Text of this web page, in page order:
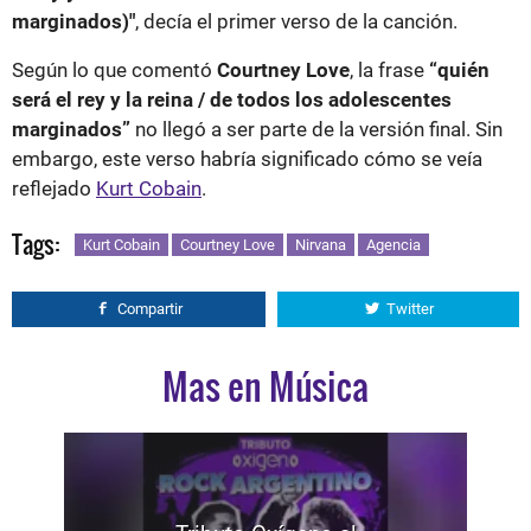
marginados)", decía el primer verso de la canción.
Según lo que comentó Courtney Love, la frase “quién
será el rey y la reina / de todos los adolescentes
marginados” no llegó a ser parte de la versión final. Sin
embargo, este verso habría significado cómo se veía
reflejado Kurt Cobain.
Tags: Kurt Cobain Courtney Love Nirvana Agencia
Compartir Twitter
Mas en Música